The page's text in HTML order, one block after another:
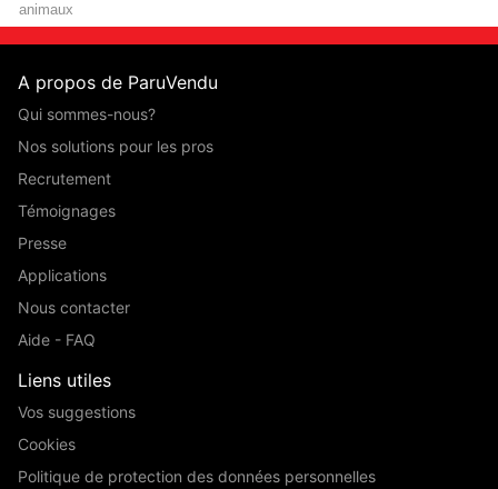
animaux
A propos de ParuVendu
Qui sommes-nous?
Nos solutions pour les pros
Recrutement
Témoignages
Presse
Applications
Nous contacter
Aide - FAQ
Liens utiles
Vos suggestions
Cookies
Politique de protection des données personnelles